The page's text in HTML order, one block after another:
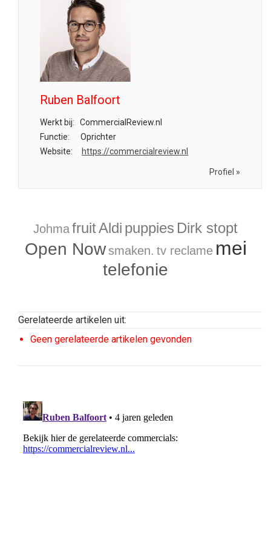
Ruben Balfoort
Werkt bij:
CommercialReview.nl
Functie:
Oprichter
Website:
https://commercialreview.nl
Profiel »
JohmafruitAldi puppies Dirk stopt
Open Now smaken. tv reclame mei
telefonie
Gerelateerde artikelen uit:
Geen gerelateerde artikelen gevonden